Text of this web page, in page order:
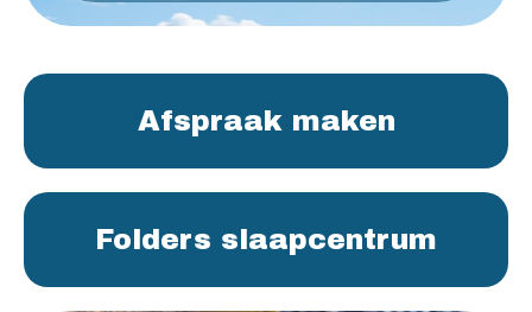
Afspraak maken
Folders slaapcentrum